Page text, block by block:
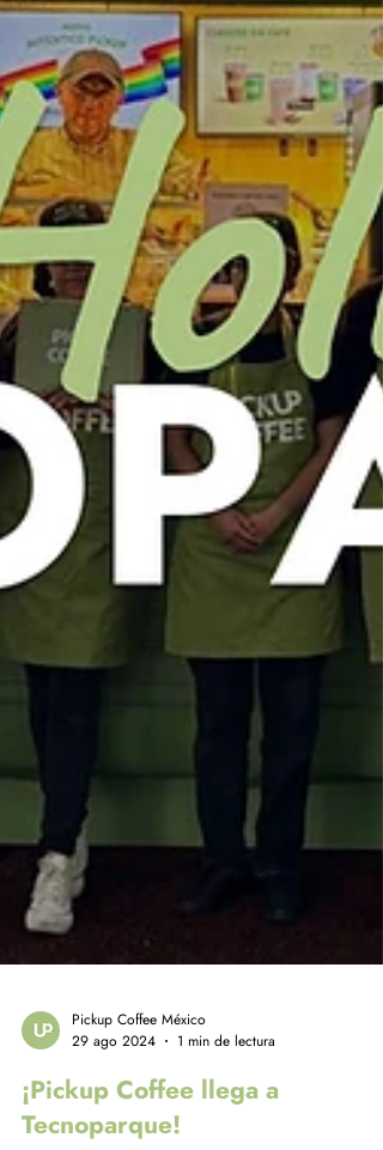
Pickup Coffee México
29 ago 2024
1 min de lectura